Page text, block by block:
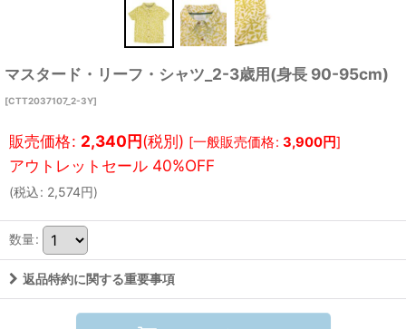
マスタード・リーフ・シャツ_2-3歳用(身長 90-95cm)
[CTT2037107_2-3Y]
販売価格: 2,340円(税別) [一般販売価格: 3,900円]
(税込: 2,574円)
数量:
返品特約に関する重要事項